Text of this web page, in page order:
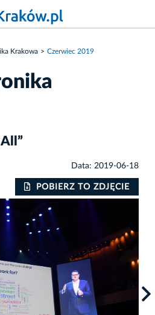
Krakowa Czerwiec 2019
Data: 2019-06-18
POBIERZ TO ZDJĘCIE